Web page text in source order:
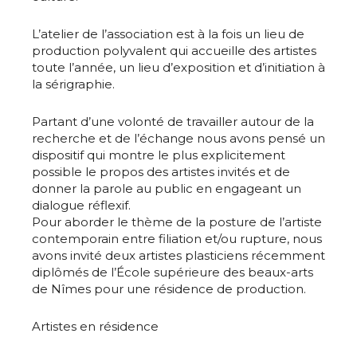
L’atelier de l’association est à la fois un lieu de
production polyvalent qui accueille des artistes
toute l’année, un lieu d’exposition et d’initiation à
la sérigraphie.
Partant d’une volonté de travailler autour de la
recherche et de l’échange nous avons pensé un
dispositif qui montre le plus explicitement
possible le propos des artistes invités et de
donner la parole au public en engageant un
dialogue réflexif.
Pour aborder le thème de la posture de l’artiste
contemporain entre filiation et/ou rupture, nous
avons invité deux artistes plasticiens récemment
diplômés de l’École supérieure des beaux-arts
de Nîmes pour une résidence de production.
Artistes en résidence